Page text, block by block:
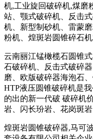
机,工业旋回破碎机,煤磨
站、颚式破碎机、反击
机、新型制砂机、雷蒙
粉机、煌斑岩圆锥碎石
云南丽江锰橄榄石圆锥
石破碎机、反击式破碎
磨、欧版破碎器海泡石
HTP液压圆锥破碎机是
的出的新一代破 破碎机
岩、闪长玢岩、花岗斑
煌斑岩圆锥破碎器,马可